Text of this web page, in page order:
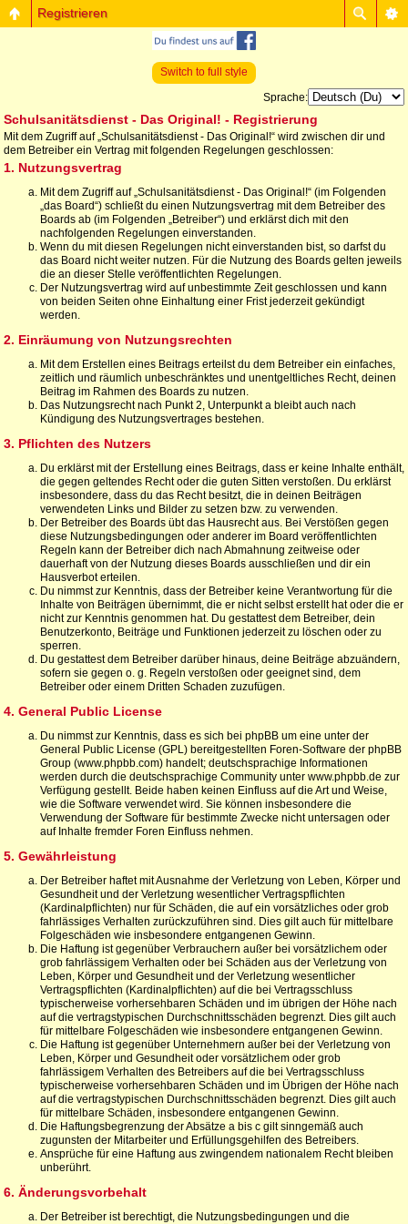
Registrieren
Switch to full style
Sprache:
Schulsanitätsdienst - Das Original! - Registrierung
Mit dem Zugriff auf „Schulsanitätsdienst - Das Original!“ wird zwischen dir und
dem Betreiber ein Vertrag mit folgenden Regelungen geschlossen:
1. Nutzungsvertrag
Mit dem Zugriff auf „Schulsanitätsdienst - Das Original!“ (im Folgenden
„das Board“) schließt du einen Nutzungsvertrag mit dem Betreiber des
Boards ab (im Folgenden „Betreiber“) und erklärst dich mit den
nachfolgenden Regelungen einverstanden.
Wenn du mit diesen Regelungen nicht einverstanden bist, so darfst du
das Board nicht weiter nutzen. Für die Nutzung des Boards gelten jeweils
die an dieser Stelle veröffentlichten Regelungen.
Der Nutzungsvertrag wird auf unbestimmte Zeit geschlossen und kann
von beiden Seiten ohne Einhaltung einer Frist jederzeit gekündigt
werden.
2. Einräumung von Nutzungsrechten
Mit dem Erstellen eines Beitrags erteilst du dem Betreiber ein einfaches,
zeitlich und räumlich unbeschränktes und unentgeltliches Recht, deinen
Beitrag im Rahmen des Boards zu nutzen.
Das Nutzungsrecht nach Punkt 2, Unterpunkt a bleibt auch nach
Kündigung des Nutzungsvertrages bestehen.
3. Pflichten des Nutzers
Du erklärst mit der Erstellung eines Beitrags, dass er keine Inhalte enthält,
die gegen geltendes Recht oder die guten Sitten verstoßen. Du erklärst
insbesondere, dass du das Recht besitzt, die in deinen Beiträgen
verwendeten Links und Bilder zu setzen bzw. zu verwenden.
Der Betreiber des Boards übt das Hausrecht aus. Bei Verstößen gegen
diese Nutzungsbedingungen oder anderer im Board veröffentlichten
Regeln kann der Betreiber dich nach Abmahnung zeitweise oder
dauerhaft von der Nutzung dieses Boards ausschließen und dir ein
Hausverbot erteilen.
Du nimmst zur Kenntnis, dass der Betreiber keine Verantwortung für die
Inhalte von Beiträgen übernimmt, die er nicht selbst erstellt hat oder die er
nicht zur Kenntnis genommen hat. Du gestattest dem Betreiber, dein
Benutzerkonto, Beiträge und Funktionen jederzeit zu löschen oder zu
sperren.
Du gestattest dem Betreiber darüber hinaus, deine Beiträge abzuändern,
sofern sie gegen o. g. Regeln verstoßen oder geeignet sind, dem
Betreiber oder einem Dritten Schaden zuzufügen.
4. General Public License
Du nimmst zur Kenntnis, dass es sich bei phpBB um eine unter der
General Public License (GPL) bereitgestellten Foren-Software der phpBB
Group (www.phpbb.com) handelt; deutschsprachige Informationen
werden durch die deutschsprachige Community unter www.phpbb.de zur
Verfügung gestellt. Beide haben keinen Einfluss auf die Art und Weise,
wie die Software verwendet wird. Sie können insbesondere die
Verwendung der Software für bestimmte Zwecke nicht untersagen oder
auf Inhalte fremder Foren Einfluss nehmen.
5. Gewährleistung
Der Betreiber haftet mit Ausnahme der Verletzung von Leben, Körper und
Gesundheit und der Verletzung wesentlicher Vertragspflichten
(Kardinalpflichten) nur für Schäden, die auf ein vorsätzliches oder grob
fahrlässiges Verhalten zurückzuführen sind. Dies gilt auch für mittelbare
Folgeschäden wie insbesondere entgangenen Gewinn.
Die Haftung ist gegenüber Verbrauchern außer bei vorsätzlichem oder
grob fahrlässigem Verhalten oder bei Schäden aus der Verletzung von
Leben, Körper und Gesundheit und der Verletzung wesentlicher
Vertragspflichten (Kardinalpflichten) auf die bei Vertragsschluss
typischerweise vorhersehbaren Schäden und im übrigen der Höhe nach
auf die vertragstypischen Durchschnittsschäden begrenzt. Dies gilt auch
für mittelbare Folgeschäden wie insbesondere entgangenen Gewinn.
Die Haftung ist gegenüber Unternehmern außer bei der Verletzung von
Leben, Körper und Gesundheit oder vorsätzlichem oder grob
fahrlässigem Verhalten des Betreibers auf die bei Vertragsschluss
typischerweise vorhersehbaren Schäden und im Übrigen der Höhe nach
auf die vertragstypischen Durchschnittsschäden begrenzt. Dies gilt auch
für mittelbare Schäden, insbesondere entgangenen Gewinn.
Die Haftungsbegrenzung der Absätze a bis c gilt sinngemäß auch
zugunsten der Mitarbeiter und Erfüllungsgehilfen des Betreibers.
Ansprüche für eine Haftung aus zwingendem nationalem Recht bleiben
unberührt.
6. Änderungsvorbehalt
Der Betreiber ist berechtigt, die Nutzungsbedingungen und die